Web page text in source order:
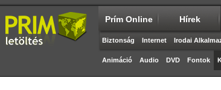
Prím Online Hírek
Biztonság Internet Irodai
Animáció Audio DVD Fontok